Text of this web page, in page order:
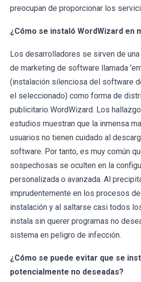
preocupan de proporcionar los
¿Cómo se instaló WordWizard en
Los desarrolladores se sirven de
de marketing de software llamada
(instalación silenciosa del software
el seleccionado) como forma de
publicitario WordWizard. Los
estudios muestran que la inmensa
usuarios no tienen cuidado al
software. Por tanto, es muy común
sospechosas se oculten en la
personalizada o avanzada. Al
imprudentemente en los procesos
instalación y al saltarse casi todos
instala sin querer programas no
sistema en peligro de infección.
¿Cómo se puede evitar que se
potencialmente no deseadas?